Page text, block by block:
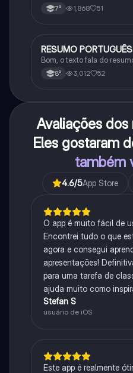
7° 1,868 51
Português
RESUMO PORTUGUÊS
Bom, o texto fala do
8° 3,012 52
Avaliações dos
Eles gostaram
também
4.6/5App Store
O app é muito fácil de
Encontrei tudo o que
agora e consegui
apresentações!
para uma tarefa de
ajuda muito como
Stefan S
usuário de iOS
Este app é realmente